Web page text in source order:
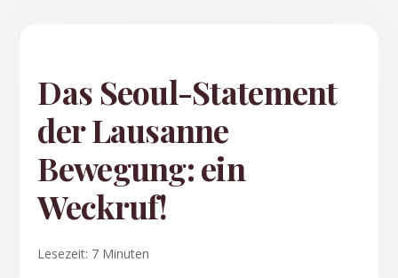
Das Seoul-Statement
der Lausanne
Bewegung: ein
Weckruf!
Lesezeit: 7 Minuten